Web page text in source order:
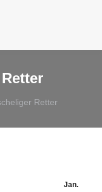
Retter
Jan.